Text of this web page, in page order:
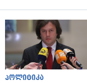
პოლიტიკა